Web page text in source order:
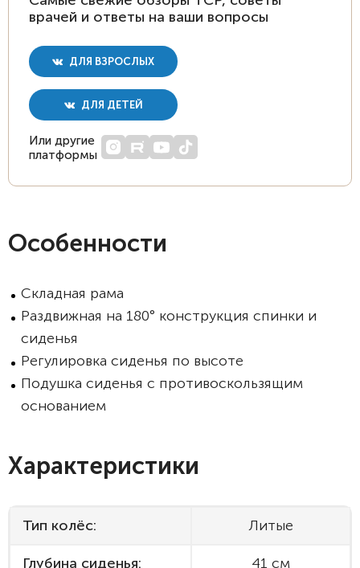
врачей и ответы на ваши вопросы
ДЛЯ ВЗРОСЛЫХ
ДЛЯ ДЕТЕЙ
Или другие
платформы
Особенности
Складная рама
Раздвижная на 180° конструкция спинки и
сиденья
Регулировка сиденья по высоте
Подушка сиденья с противоскользящим
основанием
Характеристики
Тип колёс: Литые
Глубина сиденья: 41 см